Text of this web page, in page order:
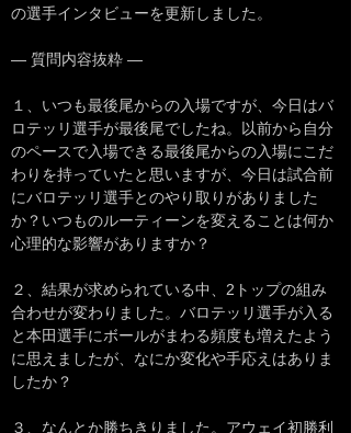
の選手インタビューを更新しました。
— 質問内容抜粋 —
１、いつも最後尾からの入場ですが、今日はバ
ロテッリ選手が最後尾でしたね。以前から自分
のペースで入場できる最後尾からの入場にこだ
わりを持っていたと思いますが、今日は試合前
にバロテッリ選手とのやり取りがありました
か？いつものルーティーンを変えることは何か
心理的な影響がありますか？
２、結果が求められている中、2トップの組み
合わせが変わりました。バロテッリ選手が入る
と本田選手にボールがまわる頻度も増えたよう
に思えましたが、なにか変化や手応えはありま
したか？
３、なんとか勝ちきりました。アウェイ初勝利